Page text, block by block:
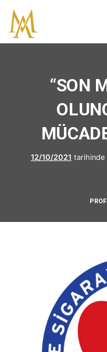
“SON
12/10/2021 tarihinde